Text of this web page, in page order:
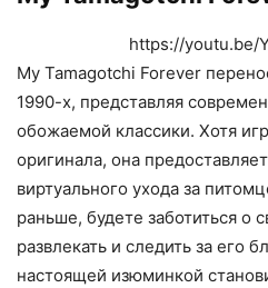
https://youtu.be/
My Tamagotchi Forever
1990-х, представляя
обожаемой классики. Хотя
оригинала, она
виртуального ухода за
раньше, будете заботиться о
развлекать и следить за его
настоящей изюминкой